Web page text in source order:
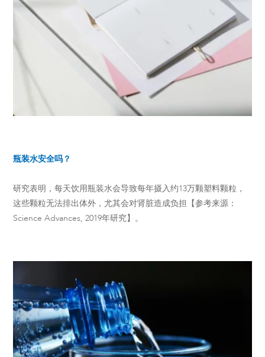
瓶装水安全吗？
研究表明，每天饮用瓶装水会导致每年摄入约13万颗塑料颗粒，
这些颗粒无法排出体外，尤其会对肾脏造成负担【参考来源：
Science Advances, 2019年研究】。